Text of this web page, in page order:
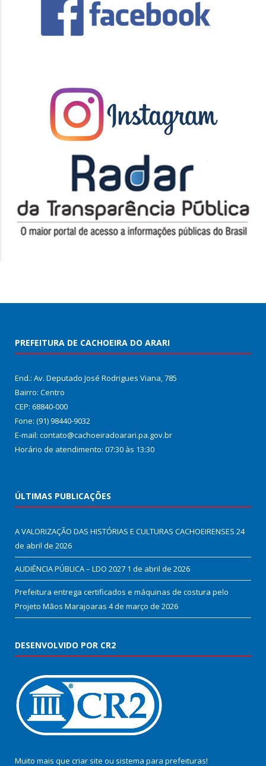
PREFEITURA DE CACHOEIRA DO ARARI
End.: Av. Deputado José Rodrigues Viana, 785
Bairro: Centro
CEP: 68840-000
Fone: (91) 98440-9032
E-mail: contato@cachoeiradoarari.pa.gov.br
Horário de atendimento: 07:30 às 13:30
ÚLTIMAS PUBLICAÇÕES
A VALORIZAÇÃO DAS HISTÓRIAS E CULTURAS CACHOEIRENSES 24
de abril de 2026
AUDIÊNCIA PÚBLICA – LDO 2027 1 de abril de 2026
Prefeitura entrega certificados e máquinas de costura pelo
Projeto Mãos Marajoaras 4 de março de 2026
DESENVOLVIDO POR CR2
Muito mais que criar site ou sistema para prefeituras!